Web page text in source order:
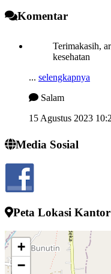
Komentar
kesehatan
...selengkapnya
24 Juli 2022 13:52:10
Media Sosial
Peta Lokasi Kantor
+
−